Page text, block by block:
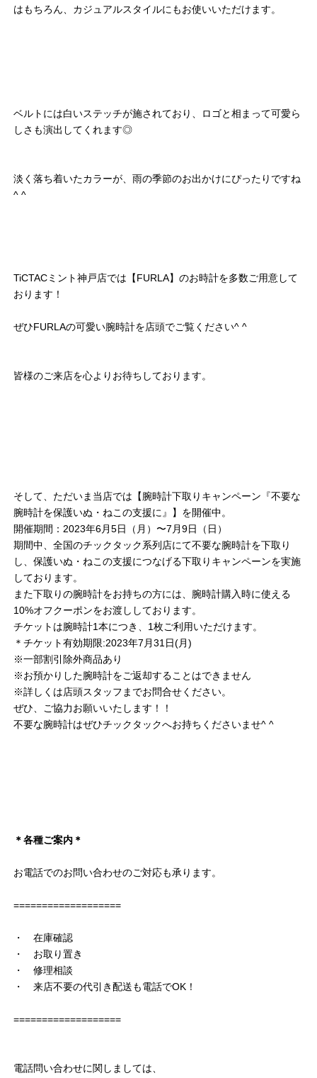
はもちろん、カジュアルスタイルにもお使いいただけます。
ベルトには白いステッチが施されており、ロゴと相まって可愛ら
しさも演出してくれます◎
淡く落ち着いたカラーが、雨の季節のお出かけにぴったりですね
^ ^
TiCTACミント神戸店では【FURLA】のお時計を多数ご用意して
おります！
ぜひFURLAの可愛い腕時計を店頭でご覧ください^ ^
皆様のご来店を心よりお待ちしております。
そして、ただいま当店では【腕時計下取りキャンペーン『不要な
腕時計を保護いぬ・ねこの支援に』】を開催中。
開催期間：2023年6月5日（月）〜7月9日（日）
期間中、全国のチックタック系列店にて不要な腕時計を下取り
し、保護いぬ・ねこの支援につなげる下取りキャンペーンを実施
しております。
また下取りの腕時計をお持ちの方には、腕時計購入時に使える
10%オフクーポンをお渡ししております。
チケットは腕時計1本につき、1枚ご利用いただけます。
＊チケット有効期限:2023年7月31日(月)
※一部割引除外商品あり
※お預かりした腕時計をご返却することはできません
※詳しくは店頭スタッフまでお問合せください。
ぜひ、ご協力お願いいたします！！
不要な腕時計はぜひチックタックへお持ちくださいませ^ ^
＊各種ご案内＊
お電話でのお問い合わせのご対応も承ります。
===================
・ 在庫確認
・ お取り置き
・ 修理相談
・ 来店不要の代引き配送も電話でOK！
===================
電話問い合わせに関しましては、